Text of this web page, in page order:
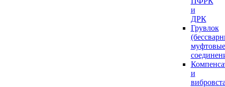
и
ДРК
Грувлок
муфтовые
и